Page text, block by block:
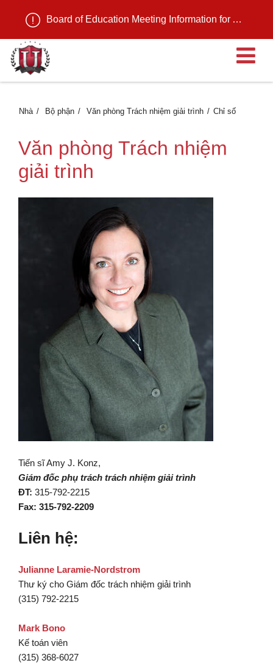
Board of Education Meeting Information for August 11, 2026
Nhà Bộ phận Văn phòng Trách nhiệm giải trình Chỉ số
Văn phòng Trách nhiệm
giải trình
Tiến sĩ Amy J. Konz,
Giám đốc phụ trách trách nhiệm giải trình
ĐT: 315-792-2215
Fax: 315-792-2209
Liên hệ:
Julianne Laramie-Nordstrom
Thư ký cho Giám đốc trách nhiệm giải trình
(315) 792-2215
Mark Bono
Kế toán viên
(315) 368-6027